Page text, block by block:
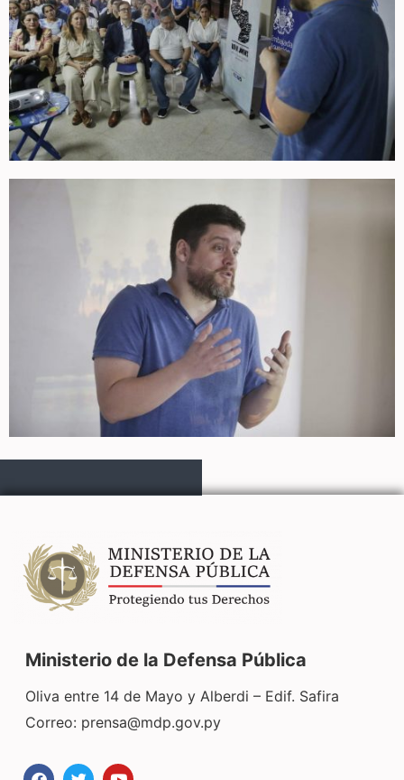
Ministerio de la Defensa Pública
Oliva entre 14 de Mayo y Alberdi – Edif. Safira
Correo: prensa@mdp.gov.py